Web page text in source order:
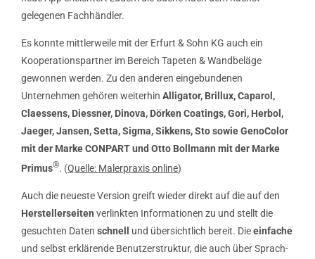
gelegenen Fachhändler.
Es konnte mittlerweile mit der Erfurt & Sohn KG auch ein
Kooperationspartner im Bereich Tapeten & Wand­­­beläge
gewonnen werden. Zu den anderen einge­bundenen
Unternehmen gehören weiterhin Alligator, Brillux, Caparol,
Claessens, Diessner, Dinova, Dörken Coatings, Gori, Herbol,
Jaeger, Jansen, Setta, Sigma, Sikkens, Sto sowie GenoColor
mit der Marke CONPART und Otto Bollmann mit der Marke
Primus®. (Quelle: Malerpraxis online)
Auch die neueste Version greift wieder direkt auf die auf den
Her­stellerseiten verlinkten Infor­mationen zu und stellt die
gesuchten Daten schnell und übersichtlich bereit. Dieeinfache
und selbst erklären­de Benutzer­struktur, die auch über Sprach­